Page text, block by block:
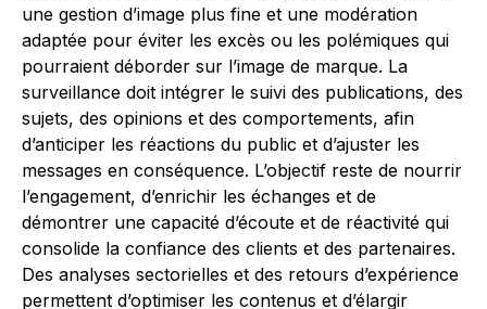
une gestion d’image plus fine et une modération
adaptée pour éviter les excès ou les polémiques qui
pourraient déborder sur l’image de marque. La
surveillance doit intégrer le suivi des publications, des
sujets, des opinions et des comportements, afin
d’anticiper les réactions du public et d’ajuster les
messages en conséquence. L’objectif reste de nourrir
l’engagement, d’enrichir les échanges et de
démontrer une capacité d’écoute et de réactivité qui
consolide la confiance des clients et des partenaires.
Des analyses sectorielles et des retours d’expérience
permettent d’optimiser les contenus et d’élargir